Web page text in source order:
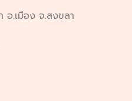
อ.เมือง จ.สงขลา